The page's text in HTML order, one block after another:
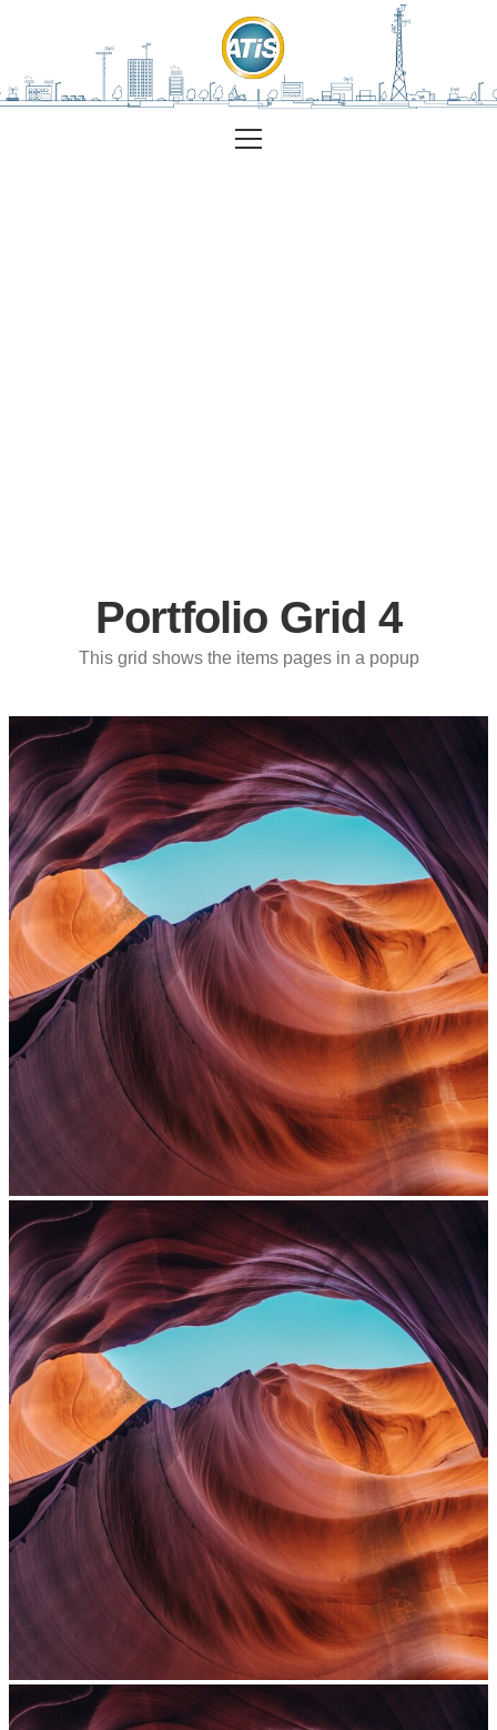
Portfolio Grid 4
This grid shows the items pages in a popup